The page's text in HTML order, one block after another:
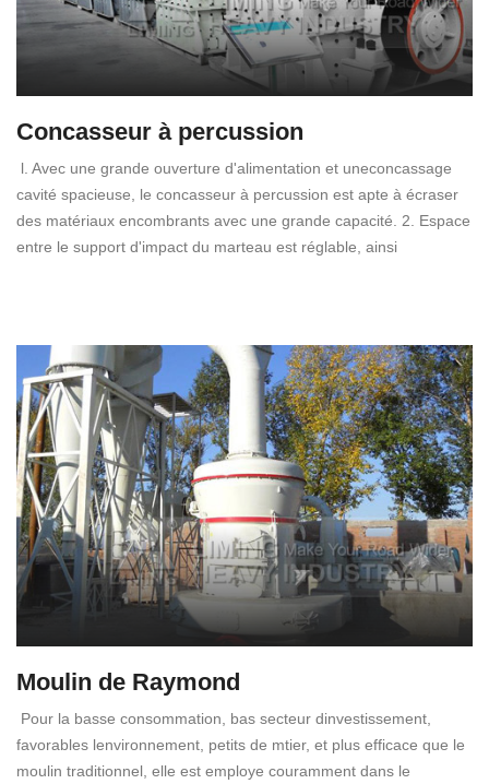
Concasseur à percussion
l. Avec une grande ouverture d'alimentation et uneconcassage
cavité spacieuse, le concasseur à percussion est apte à écraser
des matériaux encombrants avec une grande capacité. 2. Espace
entre le support d'impact du marteau est réglable, ainsi
Moulin de Raymond
Pour la basse consommation, bas secteur dinvestissement,
favorables lenvironnement, petits de mtier, et plus efficace que le
moulin traditionnel, elle est employe couramment dans le